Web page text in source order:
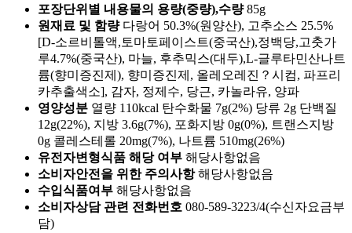
포장단위별 내용물의 용량(중량),수량 85g
원재료 및 함량 다랑어 50.3%(원양산), 고추소스 25.5%
[D-소르비톨액,토마토페이스트(중국산),정백당,고춧가
루4.7%(중국산), 마늘, 후추믹스(대두),L-글루타민산나트
륨(향미증진제), 향미증진제, 올레오레진？시컴, 파프리
카추출색소], 감자, 정제수, 당근, 카놀라유, 양파
영양성분 열량 110kcal 탄수화물 7g(2%) 당류 2g 단백질
12g(22%), 지방 3.6g(7%), 포화지방 0g(0%), 트랜스지방
0g 콜레스테롤 20mg(7%), 나트륨 510mg(26%)
유전자변형식품 해당 여부 해당사항없음
소비자안전을 위한 주의사항 해당사항없음
수입식품여부 해당사항없음
소비자상담 관련 전화번호 080-589-3223/4(수신자요금부
담)